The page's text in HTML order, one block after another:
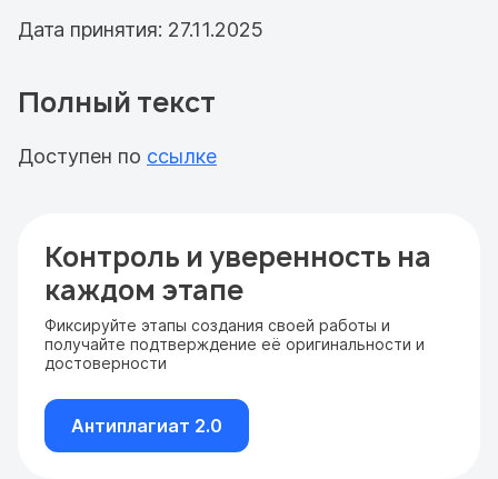
Дата принятия: 27.11.2025
Полный текст
Доступен по ссылке
Контроль и уверенность на
каждом этапе
Фиксируйте этапы создания своей работы и
получайте подтверждение её оригинальности и
достоверности
Антиплагиат 2.0